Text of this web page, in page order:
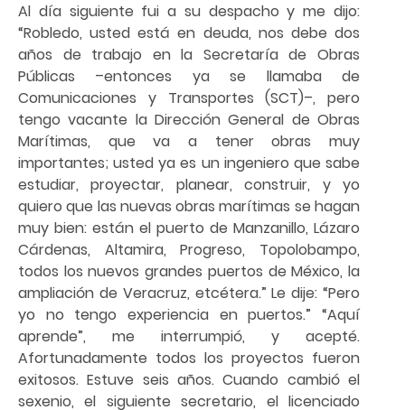
Al día siguiente fui a su despacho y me dijo:
“Robledo, usted está en deuda, nos debe dos
años de trabajo en la Secretaría de Obras
Públicas –entonces ya se llamaba de
Comunicaciones y Transportes (SCT)–, pero
tengo vacante la Dirección General de Obras
Marítimas, que va a tener obras muy
importantes; usted ya es un ingeniero que sabe
estudiar, proyectar, planear, construir, y yo
quiero que las nuevas obras marítimas se hagan
muy bien: están el puerto de Manzanillo, Lázaro
Cárdenas, Altamira, Progreso, Topolobampo,
todos los nuevos grandes puertos de México, la
ampliación de Veracruz, etcétera.” Le dije: “Pero
yo no tengo experiencia en puertos.” “Aquí
aprende”, me interrumpió, y acepté.
Afortunadamente todos los proyectos fueron
exitosos. Estuve seis años. Cuando cambió el
sexenio, el siguiente secretario, el licenciado